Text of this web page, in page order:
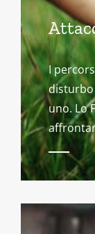
I
disturbo
uno. Lo